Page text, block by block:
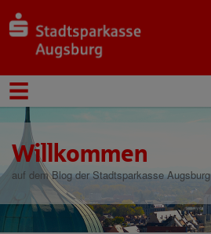
Willkommen
auf dem Blog der Stadtsparkasse Augsburg